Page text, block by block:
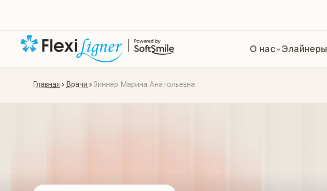
О нас Элайнеры
Главная Врачи Зиннер Марина Анатольевна